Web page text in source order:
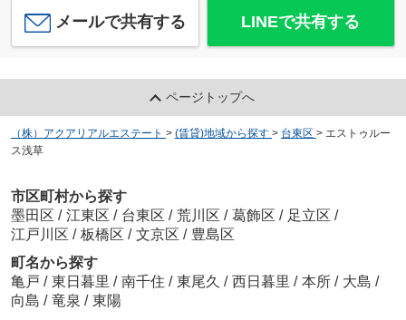
メールで共有する LINEで共有する
ページトップへ
（株）アクアリアルエステート > (賃貸)地域から探す > 台東区 > エストゥルー
ス浅草
市区町村から探す
墨田区 / 江東区 / 台東区 / 荒川区 / 葛飾区 / 足立区 /
江戸川区 / 板橋区 / 文京区 / 豊島区
町名から探す
亀戸 / 東日暮里 / 南千住 / 東尾久 / 西日暮里 / 本所 / 大島 /
向島 / 竜泉 / 東陽